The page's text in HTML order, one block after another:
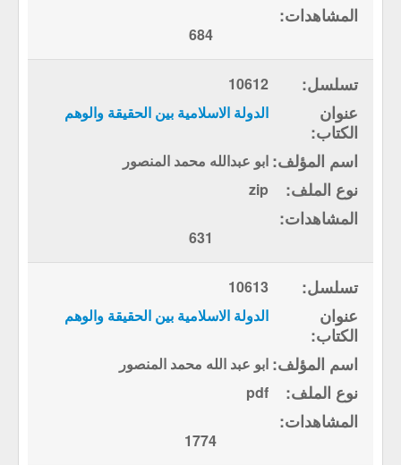
684
10612
الدولة الاسلامية بين الحقيقة والوهم
ابو عبدالله محمد المنصور
zip
631
10613
الدولة الاسلامية بين الحقيقة والوهم
ابو عبد الله محمد المنصور
pdf
1774